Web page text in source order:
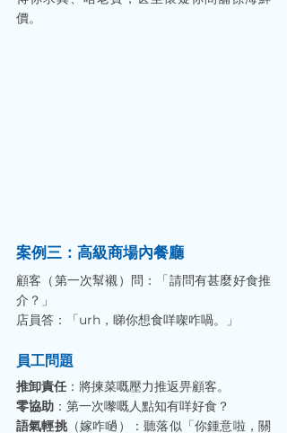
價。
案例三：高級商場內餐廳
顧客（第一次幫襯）問：「請問有甚麼好食推
介？」
店員答：「urh，睇你想食咩㗎咋喎。」
員工問題
推卸責任 ：將揀菜嘅壓力推返畀顧客。
零協助 ：第一次嚟嘅人點知有咩好食？
語氣輕挑（嫁咋㗻）：聽落似「你鍾意啦，關